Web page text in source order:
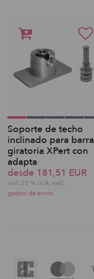
Soporte de techo
inclinado para barra
giratoria XPert con
adapta
desde 181,51 EUR
incl. 20 % I.V.A. exkl.
gastos de envio